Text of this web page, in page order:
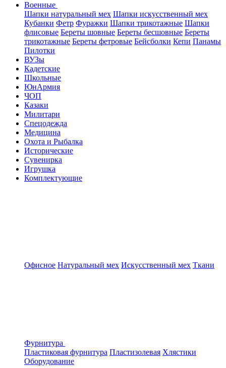
Военные
Шапки натуральный мех Шапки искусственный мех
Кубанки Фетр Фуражки Шапки трикотажные Шапки
флисовые Береты шовные Береты бесшовные Береты
трикотажные Береты фетровые Бейсболки Кепи Панамы
Пилотки
ВУЗы
Кадетские
Школьные
ЮнАрмия
ЧОП
Казаки
Милитари
Спецодежда
Медицина
Охота и Рыбалка
Исторические
Сувенирка
Игрушка
Комплектующие
Офисное Натуральный мех Искусственный мех Ткани
Фурнитура
Пластиковая фурнитура Пластизолевая Хлястики
Оборудование